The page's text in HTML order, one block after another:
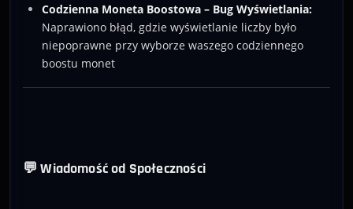
Codzienna Moneta Boostowa – Bug Wyświetlania:
Naprawiono błąd, gdzie wyświetlanie liczby było
niepoprawne przy wyborze waszego codziennego
boostu monet
💬 Wiadomość od Społeczności